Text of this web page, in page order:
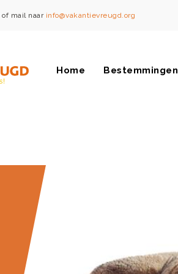
of mail naar info@vakantievreugd.org
Home Bestemmingen